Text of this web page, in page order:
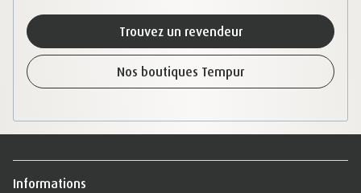
Trouvez un revendeur
Nos boutiques Tempur
Informations